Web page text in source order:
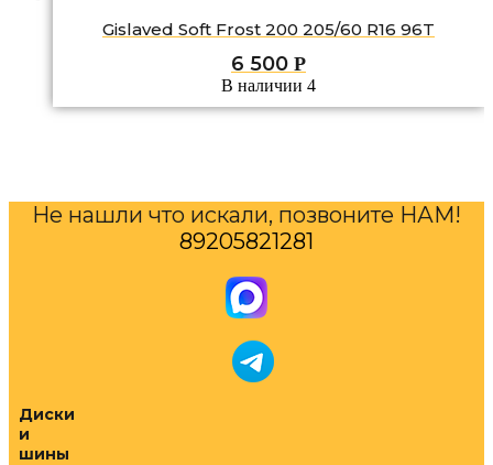
Gislaved Soft Frost 200 205/60 R16 96T
6 500 Р
В наличии 4
Не нашли что искали, позвоните НАМ!
89205821281
Диски
и
шины